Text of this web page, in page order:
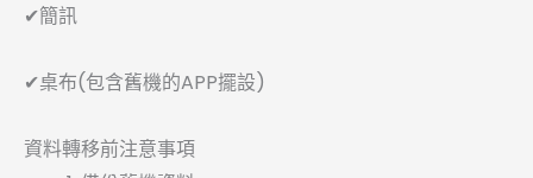
✔簡訊
✔桌布(包含舊機的APP擺設)
資料轉移前注意事項